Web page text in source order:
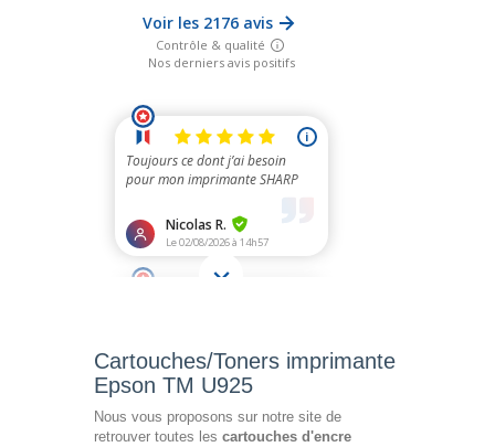
Cartouches/Toners imprimante
Epson TM U925
Nous vous proposons sur notre site de
retrouver toutes les cartouches d'encre